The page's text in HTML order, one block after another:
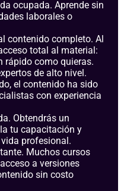
ocupada. Aprende sin
laborales o
contenido completo. Al
total al material:
rápido como quieras.
de alto nivel.
el contenido ha sido
con experiencia
Obtendrás un
tu capacitación y
profesional.
Muchos cursos
a versiones
sin costo